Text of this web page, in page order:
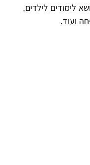
לימודים לילדים,
ועוד.